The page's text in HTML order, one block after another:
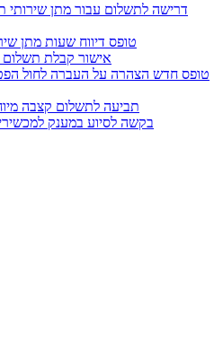
2356 – טופס דיווח שעות
2357 – אישור קבלת
266 – תביעה לתשלום קצבה
267 – בקשה לסיוע במענק